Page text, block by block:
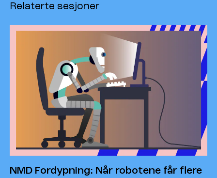
Relaterte sesjoner
NMD Fordypning: Når robotene får flere